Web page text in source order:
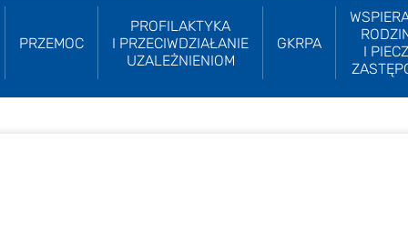
PRZEMOC
PROFILAKTYKA
I PRZECIWDZIAŁANIE
UZALEŻNIENIOM
GKRPA
I